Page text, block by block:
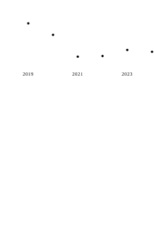
2019 2021 2023